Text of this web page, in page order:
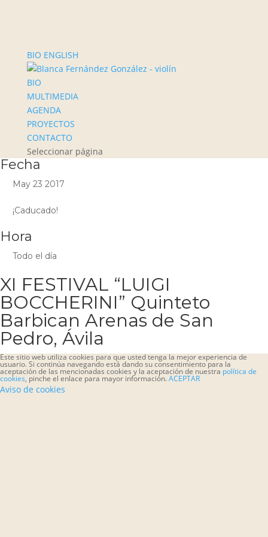
BIO ENGLISH
BIO
MULTIMEDIA
AGENDA
PROYECTOS
CONTACTO
Seleccionar página
Fecha
May 23 2017
¡Caducado!
Hora
Todo el día
XI FESTIVAL “LUIGI
BOCCHERINI” Quinteto
Barbican Arenas de San
Pedro, Ávila
Este sitio web utiliza cookies para que usted tenga la mejor experiencia de
usuario. Si continúa navegando está dando su consentimiento para la
aceptación de las mencionadas cookies y la aceptación de nuestra política de
cookies, pinche el enlace para mayor información.ACEPTAR
Aviso de cookies